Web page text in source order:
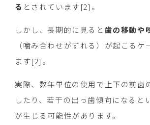
る とされています[2]。
しかし、長期的に見ると 歯の移動や
（噛み合わせがずれる）が起こるケ
ます[2]。
実際、数年単位の使用で上下の前歯
したり、若干の出っ歯傾向になると
が生じる可能性があります。